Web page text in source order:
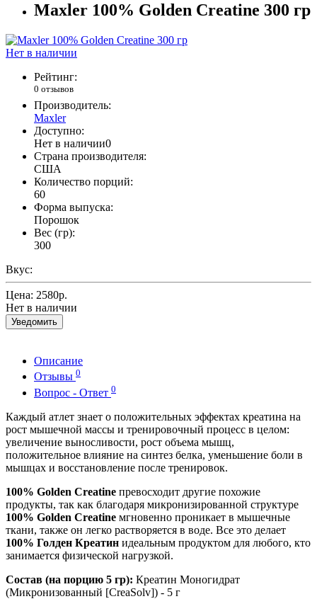
Maxler 100% Golden Creatine 300 гр
Нет в наличии
Рейтинг:
0 отзывов
Производитель:
Maxler
Доступно:
Нет в наличии0
Страна производителя:
США
Количество порций:
60
Форма выпуска:
Порошок
Вес (гр):
300
Вкус:
Цена: 2580р.
Нет в наличии
Уведомить
Описание
Отзывы 0
Вопрос - Ответ 0
Каждый атлет знает о положительных эффектах креатина на
рост мышечной массы и тренировочный процесс в целом:
увеличение выносливости, рост объема мышц,
положительное влияние на синтез белка, уменьшение боли в
мышцах и восстановление после тренировок.
100% Golden Creatine превосходит другие похожие
продукты, так как благодаря микронизированной структуре
100% Golden Creatine мгновенно проникает в мышечные
ткани, также он легко растворяется в воде. Все это делает
100% Голден Креатин идеальным продуктом для любого, кто
занимается физической нагрузкой.
Состав (на порцию 5 гр): Креатин Моногидрат
(Микронизованный [CreaSolv]) - 5 г